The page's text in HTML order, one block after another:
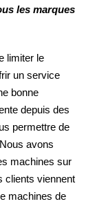
les marques
limiter le
un service
bonne
depuis des
permettre de
avons
machines sur
clients viennent
machines de